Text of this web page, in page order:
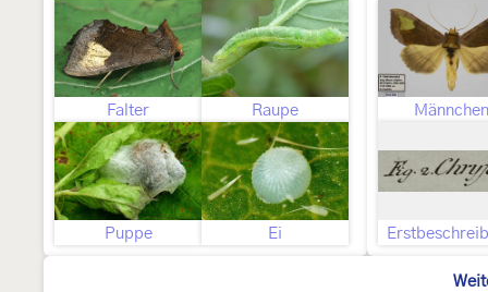
Falter Raupe
Puppe Ei
Männchen